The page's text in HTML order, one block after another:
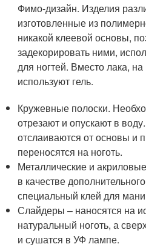
Фимо-дизайн. Изделия
изготовленные из
никакой клеевой основы,
задекорировать ними,
для ногтей. Вместо лака,
используют гель.
Кружевные полоски.
отрезают и опускают в
отслаиваются от основы и
переносятся на ноготь.
Металлические и
в качестве
специальный клей для
Слайдеры – наносятся на
натуральный ноготь, а
и сушатся в УФ лампе.